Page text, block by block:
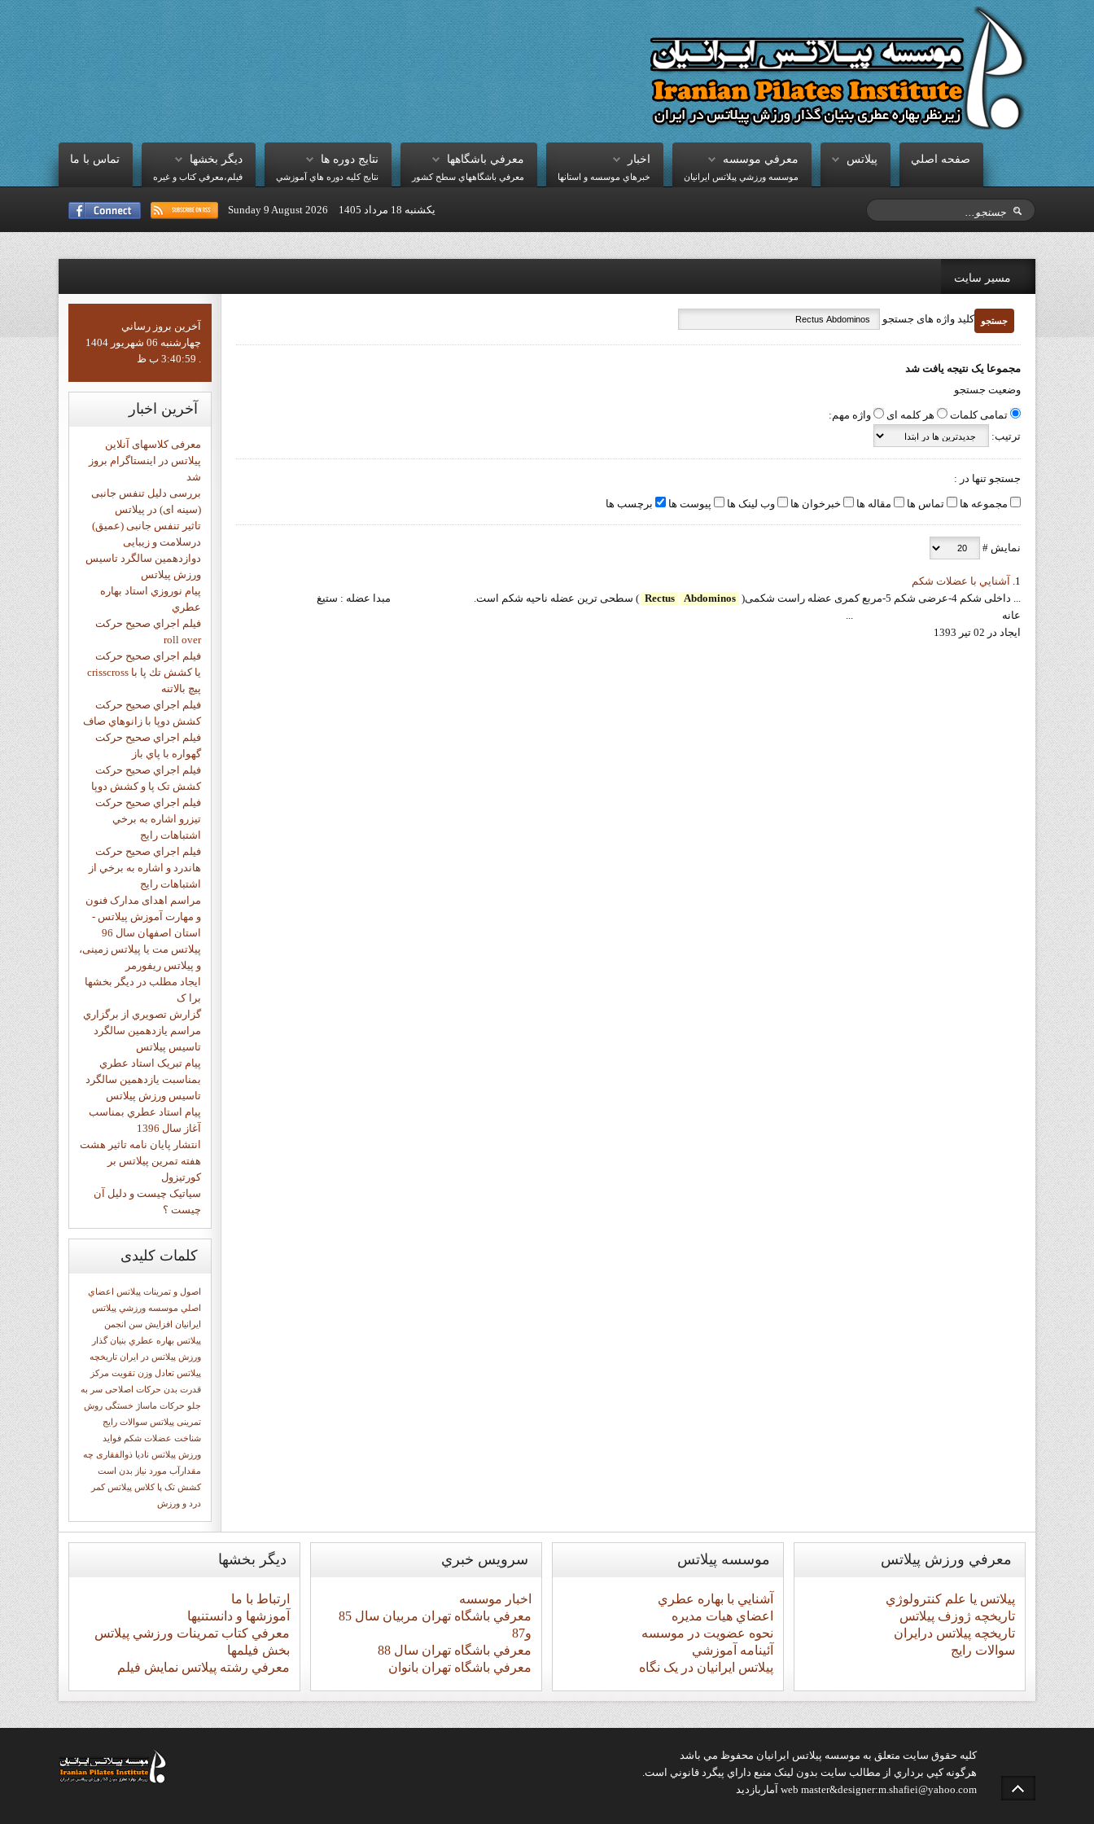
صفحه اصلي پيلاتس معرفي موسسه
موسسه ورزشي پيلاتس ايرانيان
اخبار
خبرهاي موسسه و استانها
معرفي باشگاهها
معرفي باشگاههاي سطح کشور
نتايج دوره ها
نتايج کليه دوره هاي آموزشي
ديگر بخشها
فيلم،معرفي کتاب و غيره
تماس با ما
يكشنبه 18 مرداد 1405 Sunday 9 August 2026
مسیر سایت
کلید واژه های جستجو جستجو
مجموعا یک نتیجه یافت شد
وضعیت جستجو
تمامی کلمات هر کلمه ای
واژه مهم:
ترتیب:
جستجو تنها در :
مجموعه ها تماس ها مقاله ها خبرخوان ها وب لینک ها پیوست ها برچسب ها
نمایش #
1.
آشنايي با عضلات شکم
... داخلی شکم 4-عرضی شکم 5-مربع کمری عضله راست شکمی(
Rectus Abdominos
) سطحی ترین عضله ناحیه شکم است. مبدا عضله : ستیغ
عانه ...
ایجاد در 02 تیر 1393
آخرين بروز رساني
چهارشنبه 06 شهریور 1404
3:40:59 ب ظ .
آخرین اخبار
معرفی کلاسهای آنلاین
پیلاتس در اینستاگرام بروز
شد
بررسی دلیل تنفس جانبی
(سینه ای) در پیلاتس
تاثیر تنفس جانبی (عمیق)
درسلامت و زیبایی
دوازدهمين سالگرد تاسيس
ورزش پيلاتس
پيام نوروزي استاد بهاره
عطري
فيلم اجراي صحيح حرکت
roll over
فيلم اجراي صحيح حركت
crisscross يا كشش تك پا با
پيچ بالاتنه
فيلم اجراي صحيح حرکت
كشش دوپا با زانوهاي صاف
فيلم اجراي صحيح حرکت
گهواره با پاي باز
فيلم اجراي صحيح حرکت
کشش تک پا و کشش دوپا
فيلم اجراي صحيح حرکت
تيزرو اشاره به برخي
اشتباهات رايج
فيلم اجراي صحيح حرکت
هاندرد و اشاره به برخي از
اشتباهات رايج
مراسم اهدای مدارک فنون
و مهارت آموزش پیلاتس -
استان اصفهان سال 96
پیلاتس مت یا پیلاتس زمینی،
و پیلاتس ریفورمر
ايجاد مطلب در ديگر بخشها
برا ک
گزارش تصويري از برگزاري
مراسم يازدهمين سالگرد
تاسيس پيلاتس
پيام تبريک استاد عطري
بمناسبت يازدهمين سالگرد
تاسيس ورزش پيلاتس
پيام استاد عطري بمناسب
آغاز سال 1396
انتشار پايان نامه تاثیر هشت
هفته تمرین پیلاتس بر
کورتیزول
سیاتیک چیست و دلیل آن
چیست ؟
کلمات کلیدی
اصول و تمرينات پيلاتس اعضاي
اصلي موسسه ورزشي پيلاتس
ايرانيان افزایش سن انجمن
پيلاتس بهاره عطري بنيان گذار
ورزش پيلاتس در ايران تاريخچه
پيلاتس تعادل وزن تقويت مركز
قدرت بدن حرکات اصلاحی سر به
جلو حرکات ماساژ خستگی روش
تمرینی پیلاتس سوالات رايج
شناخت عضلات شکم فوايد
ورزش پيلاتس نادیا ذوالفقاری چه
مقدارآب مورد نیاز بدن است
کشش تک پا کلاس پيلاتس کمر
درد و ورزش
ديگر بخشها
ارتباط با ما
آموزشها و دانستنيها
معرفي کتاب تمرينات ورزشي پيلاتس
بخش فيلمها
معرفي رشته پيلاتس نمايش فيلم
سرويس خبري
اخبار موسسه
معرفي باشگاه تهران مربيان سال 85
و87
معرفي باشگاه تهران سال 88
معرفي باشگاه تهران بانوان
موسسه پيلاتس
آشنايي با بهاره عطري
اعضاي هيات مديره
نحوه عضويت در موسسه
آئينامه آموزشي
پيلاتس ايرانيان در يک نگاه
معرفي ورزش پيلاتس
پيلاتس يا علم کنترولوژي
تاريخچه ژوزف پيلاتس
تاريخچه پيلاتس درايران
سوالات رايج
کليه حقوق سايت متعلق به موسسه پيلاتس ايرانيان محفوظ مي باشد
هرگونه کپي برداري از مطالب سايت بدون لينک منبع داراي پيگرد قانوني است.
web master&designer:m.shafiei@yahoo.com آماربازديد